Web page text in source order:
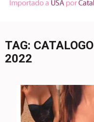
TAG:
2022